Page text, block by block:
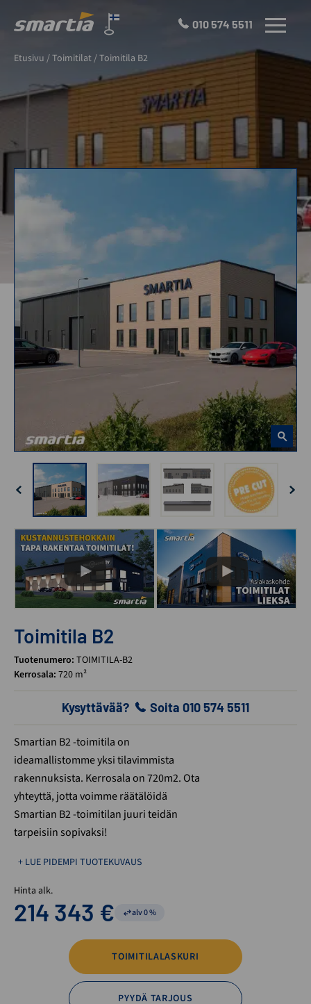
Oy
010 574 5511 VALIKKO
Etusivu /Toimitilat/Toimitila B2
Toimitila B2
Tuotenumero: TOIMITILA-B2
Kerrosala: 720 m²
Kysyttävää? Soita 010 574 5511
Smartian B2 -toimitila on
ideamallistomme yksi tilavimmista
rakennuksista. Kerrosala on 720m2. Ota
yhteyttä, jotta voimme räätälöidä
Smartian B2 -toimitilan juuri teidän
tarpeisiin sopivaksi!
+ LUE PIDEMPI TUOTEKUVAUS
Hinta alk.
214 343 € alv 0 %
TOIMITILALASKURI
PYYDÄ TARJOUS